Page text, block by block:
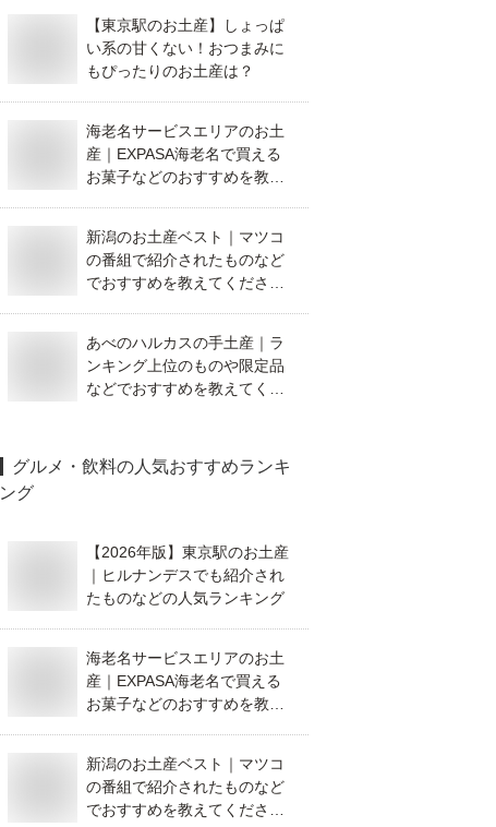
【東京駅のお土産】しょっぱ
い系の甘くない！おつまみに
もぴったりのお土産は？
海老名サービスエリアのお土
産｜EXPASA海老名で買える
お菓子などのおすすめを教え
新潟のお土産ベスト｜マツコ
の番組で紹介されたものなど
でおすすめを教えてくださ
あべのハルカスの手土産｜ラ
ンキング上位のものや限定品
などでおすすめを教えてくだ
グルメ・飲料の人気おすすめランキ
ング
【2026年版】東京駅のお土産
｜ヒルナンデスでも紹介され
たものなどの人気ランキング
海老名サービスエリアのお土
産｜EXPASA海老名で買える
お菓子などのおすすめを教え
新潟のお土産ベスト｜マツコ
の番組で紹介されたものなど
でおすすめを教えてくださ